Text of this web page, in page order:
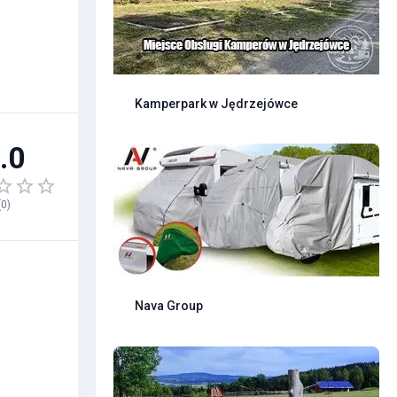
0)
Kamperpark w Jędrzejówce
Nava Group